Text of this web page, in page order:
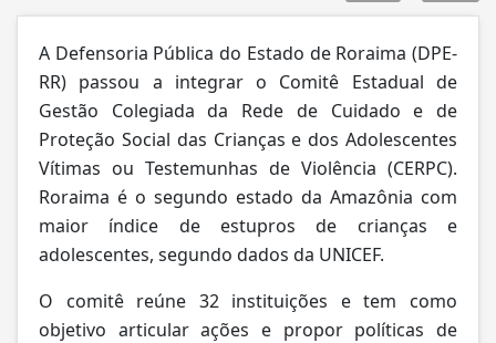
A Defensoria Pública do Estado de Roraima (DPE-
RR) passou a integrar o Comitê Estadual de
Gestão Colegiada da Rede de Cuidado e de
Proteção Social das Crianças e dos Adolescentes
Vítimas ou Testemunhas de Violência (CERPC).
Roraima é o segundo estado da Amazônia com
maior índice de estupros de crianças e
adolescentes, segundo dados da UNICEF.
O comitê reúne 32 instituições e tem como
objetivo articular ações e propor políticas de